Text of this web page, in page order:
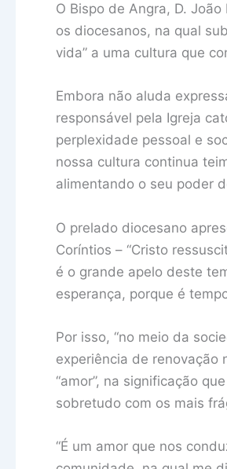
O Bispo de Angra, D.
os diocesanos, na qual
vida” a uma cultura que
Embora não aluda
responsável pela Igreja
perplexidade pessoal e
nossa cultura continua
alimentando o seu poder
O prelado diocesano
Coríntios – “Cristo
é o grande apelo deste
esperança, porque é
Por isso, “no meio da
experiência de renovação
“amor”, na significação
sobretudo com os mais
“É um amor que nos